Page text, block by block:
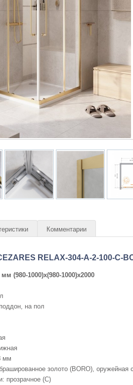
Комментарии
RELAX-304-A-2-100-C-
мм (980-1000)x(980-1000)x2000
на пол
мм
золото (BORO), оружейная
прозрачное (C)